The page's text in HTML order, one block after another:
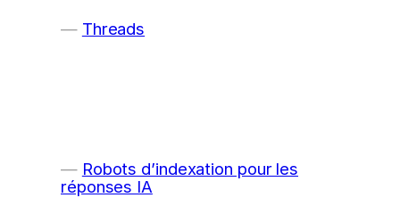
Threads
Robots d’indexation pour les
réponses IA